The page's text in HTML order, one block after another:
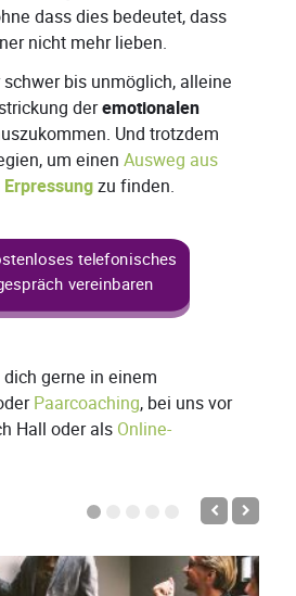
dass dies bedeutet, dass
nicht mehr lieben.
bis unmöglich, alleine
deremotionalen
Und trotzdem
um einen Ausweg aus
zu finden.
telefonisches
vereinbaren
gerne in einem
Paarcoaching, bei uns vor
Hall oder als Online-